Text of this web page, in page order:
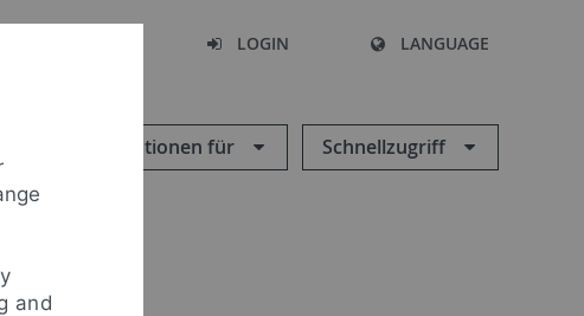
LOGIN LANGUAGE
Informationen für Schnellzugriff
and